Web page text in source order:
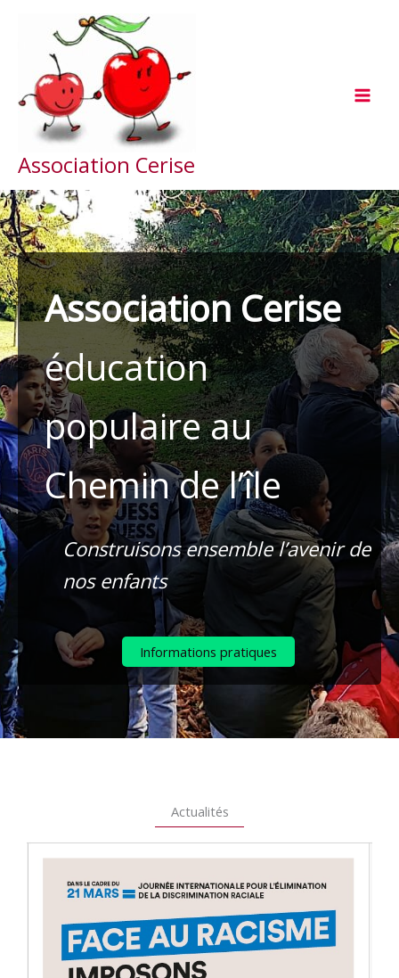
Association Cerise
Association Cerise
éducation
populaire au
Chemin de l’île
Construisons ensemble l’avenir de
nos enfants
Informations pratiques
Actualités